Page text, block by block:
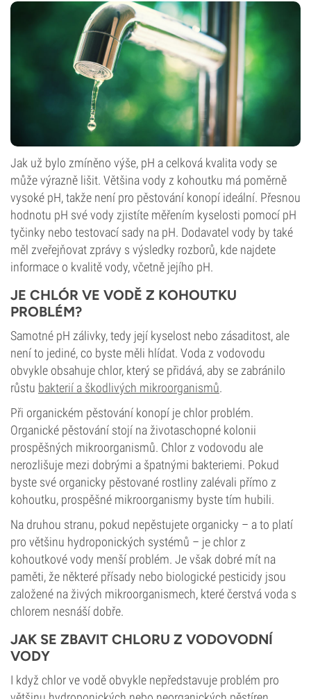
Jak už bylo zmíněno výše, pH a celková kvalita vody se
může výrazně lišit. Většina vody z kohoutku má poměrně
vysoké pH, takže není pro pěstování konopí ideální. Přesnou
hodnotu pH své vody zjistíte měřením kyselosti pomocí pH
tyčinky nebo testovací sady na pH. Dodavatel vody by také
měl zveřejňovat zprávy s výsledky rozborů, kde najdete
informace o kvalitě vody, včetně jejího pH.
JE CHLÓR VE VODĚ Z KOHOUTKU
PROBLÉM?
Samotné pH zálivky, tedy její kyselost nebo zásaditost, ale
není to jediné, co byste měli hlídat. Voda z vodovodu
obvykle obsahuje chlor, který se přidává, aby se zabránilo
růstu bakterií a škodlivých mikroorganismů.
Při organickém pěstování konopí je chlor problém.
Organické pěstování stojí na životaschopné kolonii
prospěšných mikroorganismů. Chlor z vodovodu ale
nerozlišuje mezi dobrými a špatnými bakteriemi. Pokud
byste své organicky pěstované rostliny zalévali přímo z
kohoutku, prospěšné mikroorganismy byste tím hubili.
Na druhou stranu, pokud nepěstujete organicky – a to platí
pro většinu hydroponických systémů – je chlor z
kohoutkové vody menší problém. Je však dobré mít na
paměti, že některé přísady nebo biologické pesticidy jsou
založené na živých mikroorganismech, které čerstvá voda s
chlorem nesnáší dobře.
JAK SE ZBAVIT CHLORU Z VODOVODNÍ
VODY
I když chlor ve vodě obvykle nepředstavuje problém pro